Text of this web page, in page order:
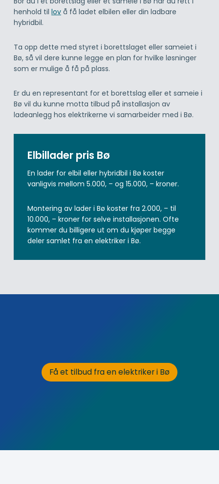
henhold til lov å få ladet elbilen eller din ladbare
hybridbil.
Ta opp dette med styret i borettslaget eller sameiet i
Bø, så vil dere kunne legge en plan for hvilke løsninger
som er mulige å få på plass.
Er du en representant for et borettslag eller et sameie i
Bø vil du kunne motta tilbud på installasjon av
ladeanlegg hos elektrikerne vi samarbeider med i Bø.
Elbillader pris Bø
En lader for elbil eller hybridbil i Bø koster
vanligvis mellom 5.000, – og 15.000, – kroner.
Montering av lader i Bø koster fra 2.000, – til
10.000, – kroner for selve installasjonen. Ofte
kommer du billigere ut om du kjøper begge
deler samlet fra en elektriker i Bø.
Få et tilbud fra en elektriker i Bø